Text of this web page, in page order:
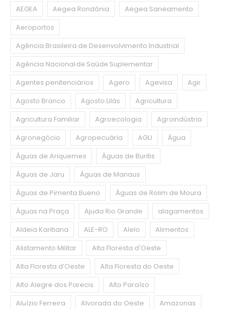
AEGEA Aegea Rondônia
Aegea Saneamento
Aeroportos
Agência Brasileira de Desenvolvimento Industrial
Agência Nacional de Saúde Suplementar
Agentes penitenciários
Agero Agevisa
Agir
Agosto Branco
Agosto Lilás
Agricultura
Agricultura Familiar
Agroecologia
Agroindústria
Agronegócio
Agropecuária AGU
Água
Águas de Ariquemes
Águas de Buritis
Águas de Jaru
Águas de Manaus
Águas de Pimenta Bueno
Águas de Rolim de Moura
Águas na Praça
Ajuda Rio Grande
alagamentos
Aldeia Karitiana
ALE-RO Alelo
Alimentos
Alistamento Militar
Alta Floresta d'Oeste
Alta Floresta d’Oeste
Alta Floresta do Oeste
Alto Alegre dos Parecis
Alto Paraíso
Aluízio Ferreira
Alvorada do Oeste
Amazonas